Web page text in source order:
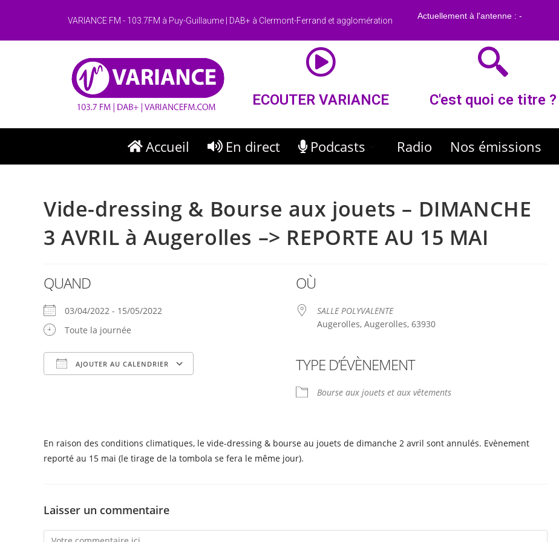
VARIANCE FM - 103.7FM à Puy-Guillaume | DAB+ à Clermont-Ferrand et agglomération
ECOUTER VARIANCE C'est quoi ce titre ?
Accueil En direct Podcasts Radio Nos émissions
Vide-dressing & Bourse aux jouets – DIMANCHE
3 AVRIL à Augerolles –> REPORTE AU 15 MAI
QUAND
03/04/2022 - 15/05/2022
Toute la journée
AJOUTER AU CALENDRIER
iCalendar
OÙ
SALLE POLYVALENTE
Augerolles, Augerolles, 63930
TYPE D’ÉVÈNEMENT
Bourse aux jouets et aux vêtements
En raison des conditions climatiques, le vide-dressing & bourse au jouets de dimanche 2 avril sont annulés. Evènement
reporté au 15 mai (le tirage de la tombola se fera le même jour).
Laisser un commentaire